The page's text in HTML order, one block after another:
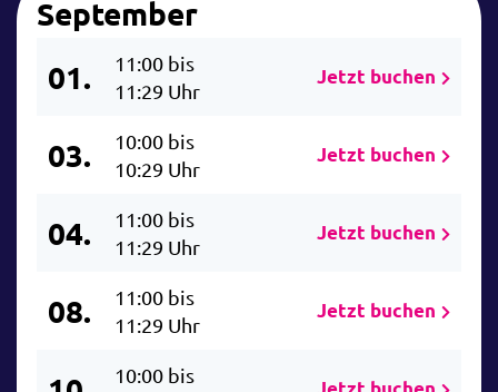
September
01.
11:00 bis
11:29 Uhr
Jetzt buchen
03.
10:00 bis
10:29 Uhr
Jetzt buchen
04.
11:00 bis
11:29 Uhr
Jetzt buchen
08.
11:00 bis
11:29 Uhr
Jetzt buchen
10:00 bis